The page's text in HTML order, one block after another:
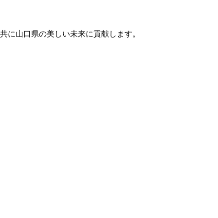
に山口県の美しい未来に貢献します。